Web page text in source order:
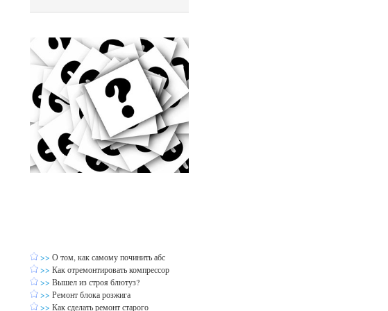
>> О том, как самому починить абс
>> Как отремонтировать компрессор
>> Вышел из строя блютуз?
>> Ремонт блока розжига
>> Как сделать ремонт старого